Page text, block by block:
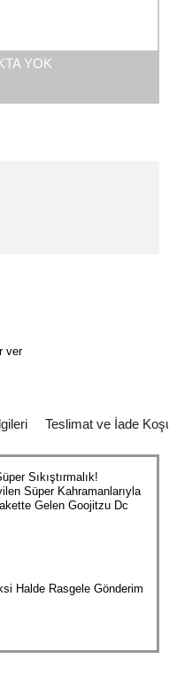
YOK
ver
Teslimat ve İade
Sıkıştırmalık!
Süper Kahramanlarıyla
Gelen Goojitzu Dc
Halde Rasgele Gönderim